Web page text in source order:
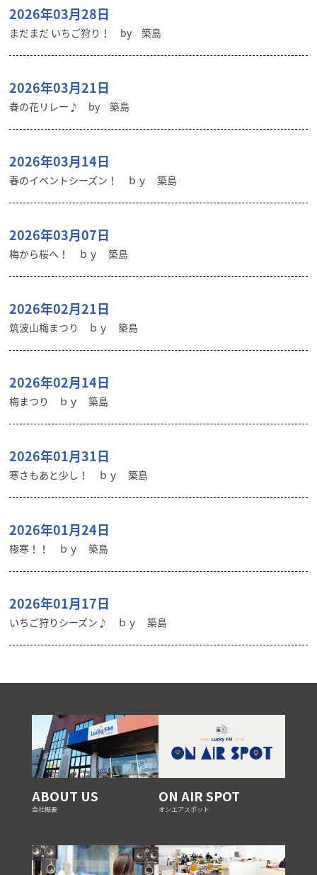
2026年03月28日
まだまだ いちご狩り！ by 築島
2026年03月21日
春の花リレー♪ by 築島
2026年03月14日
春のイベントシーズン！ ｂｙ 築島
2026年03月07日
梅から桜へ！ ｂｙ 築島
2026年02月21日
筑波山梅まつり ｂｙ 築島
2026年02月14日
梅まつり ｂｙ 築島
2026年01月31日
寒さもあと少し！ ｂｙ 築島
2026年01月24日
極寒！！ ｂｙ 築島
2026年01月17日
いちご狩りシーズン♪ ｂｙ 築島
ABOUT US
会社概要
ON AIR SPOT
オンエアスポット